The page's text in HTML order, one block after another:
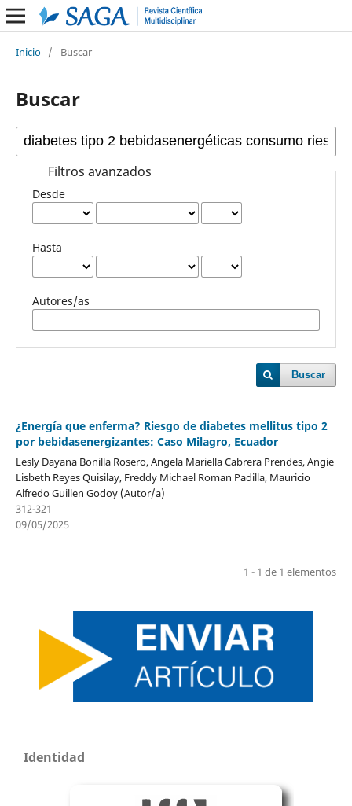
Inicio / Buscar
Buscar
Filtros avanzados
Desde
Hasta
Autores/as
Buscar
¿Energía que enferma? Riesgo de diabetes mellitus tipo 2
por bebidasenergizantes: Caso Milagro, Ecuador
Lesly Dayana Bonilla Rosero, Angela Mariella Cabrera Prendes, Angie
Lisbeth Reyes Quisilay, Freddy Michael Roman Padilla, Mauricio
Alfredo Guillen Godoy (Autor/a)
312-321
09/05/2025
1 - 1 de 1 elementos
Identidad